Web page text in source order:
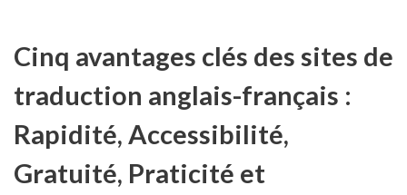
Cinq avantages clés des sites de
traduction anglais-français :
Rapidité, Accessibilité,
Gratuité, Praticité et